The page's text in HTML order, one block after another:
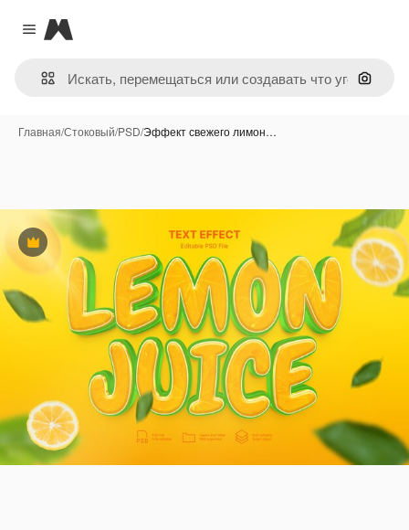
Close menu
Magnific
Поиск
Главная/Стоковый/PSD/Эффект свежего лимон…
Премиум